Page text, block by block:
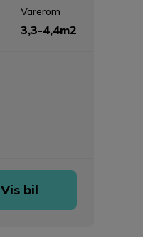
Varerom
3,3-4,4m2
Vis bil